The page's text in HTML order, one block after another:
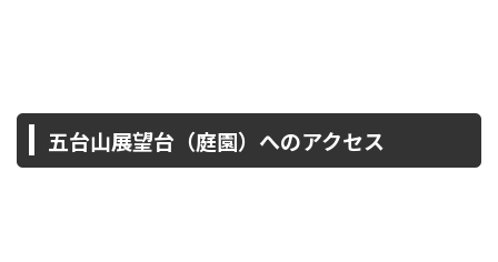
五台山展望台（庭園）へのアクセス